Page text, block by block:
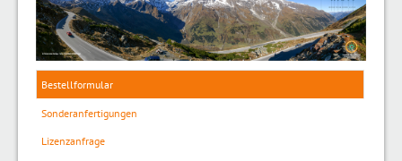
Bestellformular
Sonderanfertigungen
Lizenzanfrage